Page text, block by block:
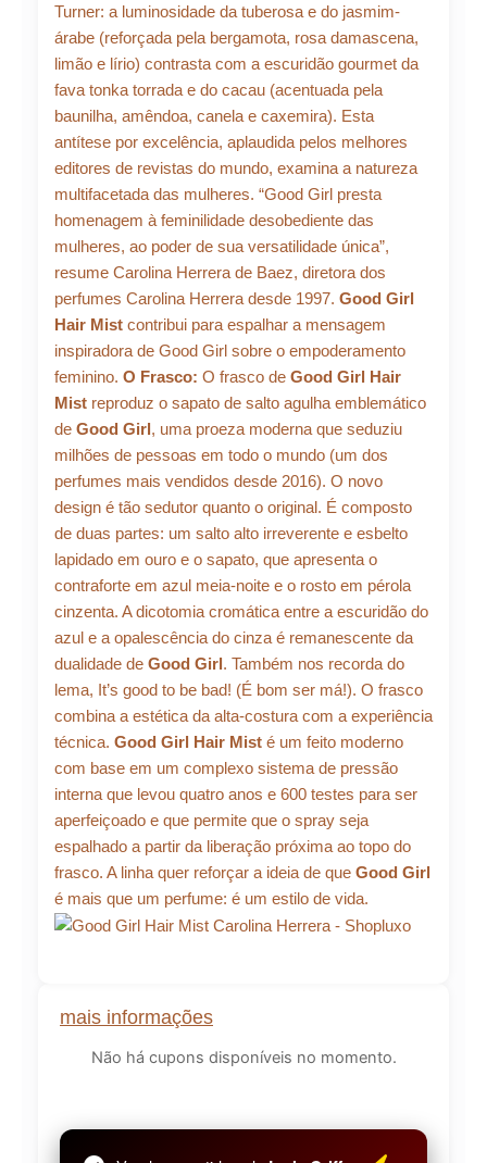
mais informações
Não há cupons disponíveis no momento.
Turner: a luminosidade da tuberosa e do jasmim-
árabe (reforçada pela bergamota, rosa damascena,
limão e lírio) contrasta com a escuridão gourmet da
fava tonka torrada e do cacau (acentuada pela
baunilha, amêndoa, canela e caxemira). Esta
antítese por excelência, aplaudida pelos melhores
editores de revistas do mundo, examina a natureza
multifacetada das mulheres. “Good Girl presta
homenagem à feminilidade desobediente das
mulheres, ao poder de sua versatilidade única”,
resume Carolina Herrera de Baez, diretora dos
perfumes Carolina Herrera desde 1997. Good Girl
Hair Mist contribui para espalhar a mensagem
inspiradora de Good Girl sobre o empoderamento
feminino. O Frasco: O frasco de Good Girl Hair
Mist reproduz o sapato de salto agulha emblemático
de Good Girl, uma proeza moderna que seduziu
milhões de pessoas em todo o mundo (um dos
perfumes mais vendidos desde 2016). O novo
design é tão sedutor quanto o original. É composto
de duas partes: um salto alto irreverente e esbelto
lapidado em ouro e o sapato, que apresenta o
contraforte em azul meia-noite e o rosto em pérola
cinzenta. A dicotomia cromática entre a escuridão do
azul e a opalescência do cinza é remanescente da
dualidade de Good Girl. Também nos recorda do
lema, It’s good to be bad! (É bom ser má!). O frasco
combina a estética da alta-costura com a experiência
técnica. Good Girl Hair Mist é um feito moderno
com base em um complexo sistema de pressão
interna que levou quatro anos e 600 testes para ser
aperfeiçoado e que permite que o spray seja
espalhado a partir da liberação próxima ao topo do
frasco. A linha quer reforçar a ideia de que Good Girl
é mais que um perfume: é um estilo de vida.